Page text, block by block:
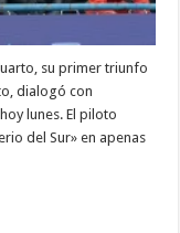
su primer triunfo
dialogó con
lunes. El piloto
del Sur» en apenas